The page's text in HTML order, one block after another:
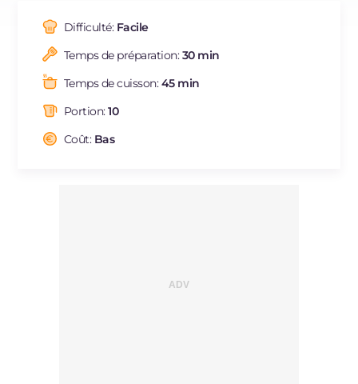
ES
BR
NL
Difficulté: Facile
Temps de préparation:30 min
Temps de cuisson:45 min
Portion:10
Coût: Bas